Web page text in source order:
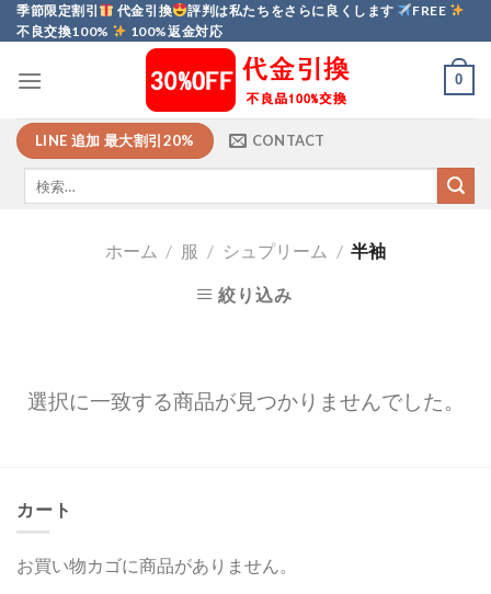
Skip
to
季節限定割引 代金引換 評判は私たちをさらに良くします
FREE
不良交換100%
100%返金対応
0
LINE 追加 最大割引20% CONTACT
ホーム / 服 / シュプリーム / 半袖
絞り込み
選択に一致する商品が見つかりませんでした。
カート
お買い物カゴに商品がありません。